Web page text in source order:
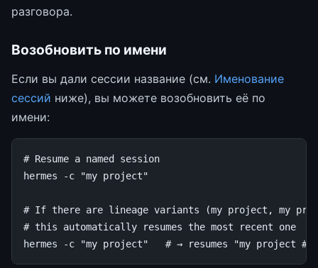
разговора.
Возобновить по имени
Если вы дали сессии название (см. Именование
сессий ниже), вы можете возобновить её по
имени:
# Resume a named session
hermes
-c "my project"
# If there are lineage variants (my project, my
# this automatically resumes the most recent one
hermes
-c "my project" # → resumes "my project #3"